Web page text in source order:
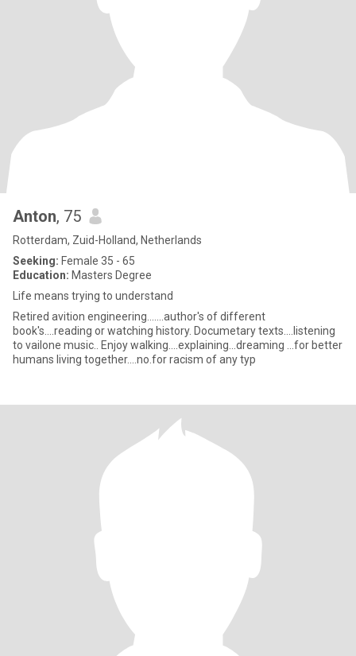
Anton, 75
Rotterdam, Zuid-Holland, Netherlands
Seeking: Female 35 - 65
Education: Masters Degree
Life means trying to understand
Retired avition engineering.......author's of different
book's....reading or watching history. Documetary texts....listening
to vailone music.. Enjoy walking....explaining...dreaming ...for better
humans living together....no.for racism of any typ